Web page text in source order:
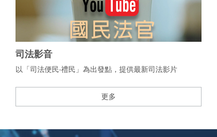
司法影音
以「司法便民‧禮民」為出發點，提供最新司法影片
更多